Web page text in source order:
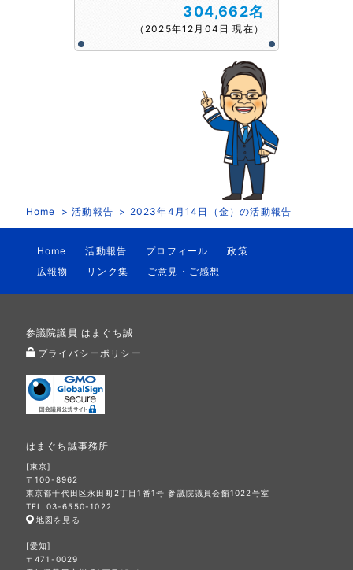
304,662名
（2025年12月04日 現在）
Home 活動報告 2023年4月14日（金）の活動報告
Home 活動報告 プロフィール
政策
広報物
リンク集 ご意見・ご感想
参議院議員 はまぐち誠
プライバシーポリシー
はまぐち誠事務所
[東京]
〒100-8962
東京都千代田区永田町2丁目1番1号 参議院議員会館1022号室
TEL 03-6550-1022
地図を見る
[愛知]
〒471-0029